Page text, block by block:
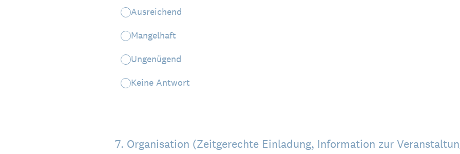
Ausreichend
Mangelhaft
Ungenügend
Keine Antwort
7. Organisation (Zeitgerechte Einladung, Information zur